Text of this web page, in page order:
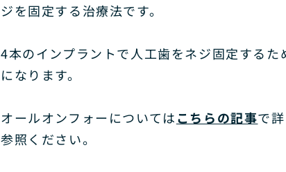
ジを固定する治療法です。
4本のインプラントで人工歯をネジ固定する
になります。
オールオンフォーについてはこちらの記事で
参照ください。